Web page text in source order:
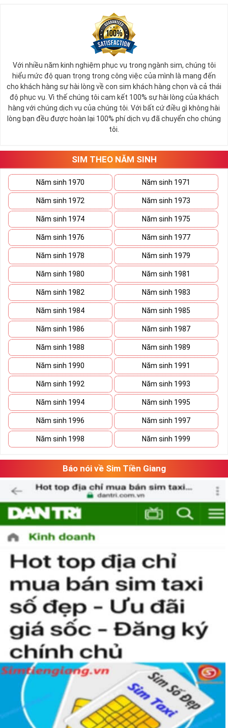
Với nhiều năm kinh nghiệm phục vụ trong ngành sim, chúng tôi
hiểu mức độ quan trọng trong công việc của mình là mang đến
cho khách hàng sự hài lòng về con sim khách hàng chọn và cả thái
độ phục vụ. Vì thế chúng tôi cam kết 100% sự hài lòng của khách
hàng với chúng dịch vụ của chúng tôi. Với bất cứ điều gì không hài
lòng bạn đều được hoàn lại 100% phí dịch vụ đã chuyển cho chúng
tôi.
SIM THEO NĂM SINH
Năm sinh 1970 Năm sinh 1971
Năm sinh 1972 Năm sinh 1973
Năm sinh 1974 Năm sinh 1975
Năm sinh 1976 Năm sinh 1977
Năm sinh 1978 Năm sinh 1979
Năm sinh 1980 Năm sinh 1981
Năm sinh 1982 Năm sinh 1983
Năm sinh 1984 Năm sinh 1985
Năm sinh 1986 Năm sinh 1987
Năm sinh 1988 Năm sinh 1989
Năm sinh 1990 Năm sinh 1991
Năm sinh 1992 Năm sinh 1993
Năm sinh 1994 Năm sinh 1995
Năm sinh 1996 Năm sinh 1997
Năm sinh 1998 Năm sinh 1999
Báo nói về Sim Tiền Giang